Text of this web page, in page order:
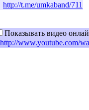
http://t.me/umkaband/711
Показывать видео
http://www.youtube.com/